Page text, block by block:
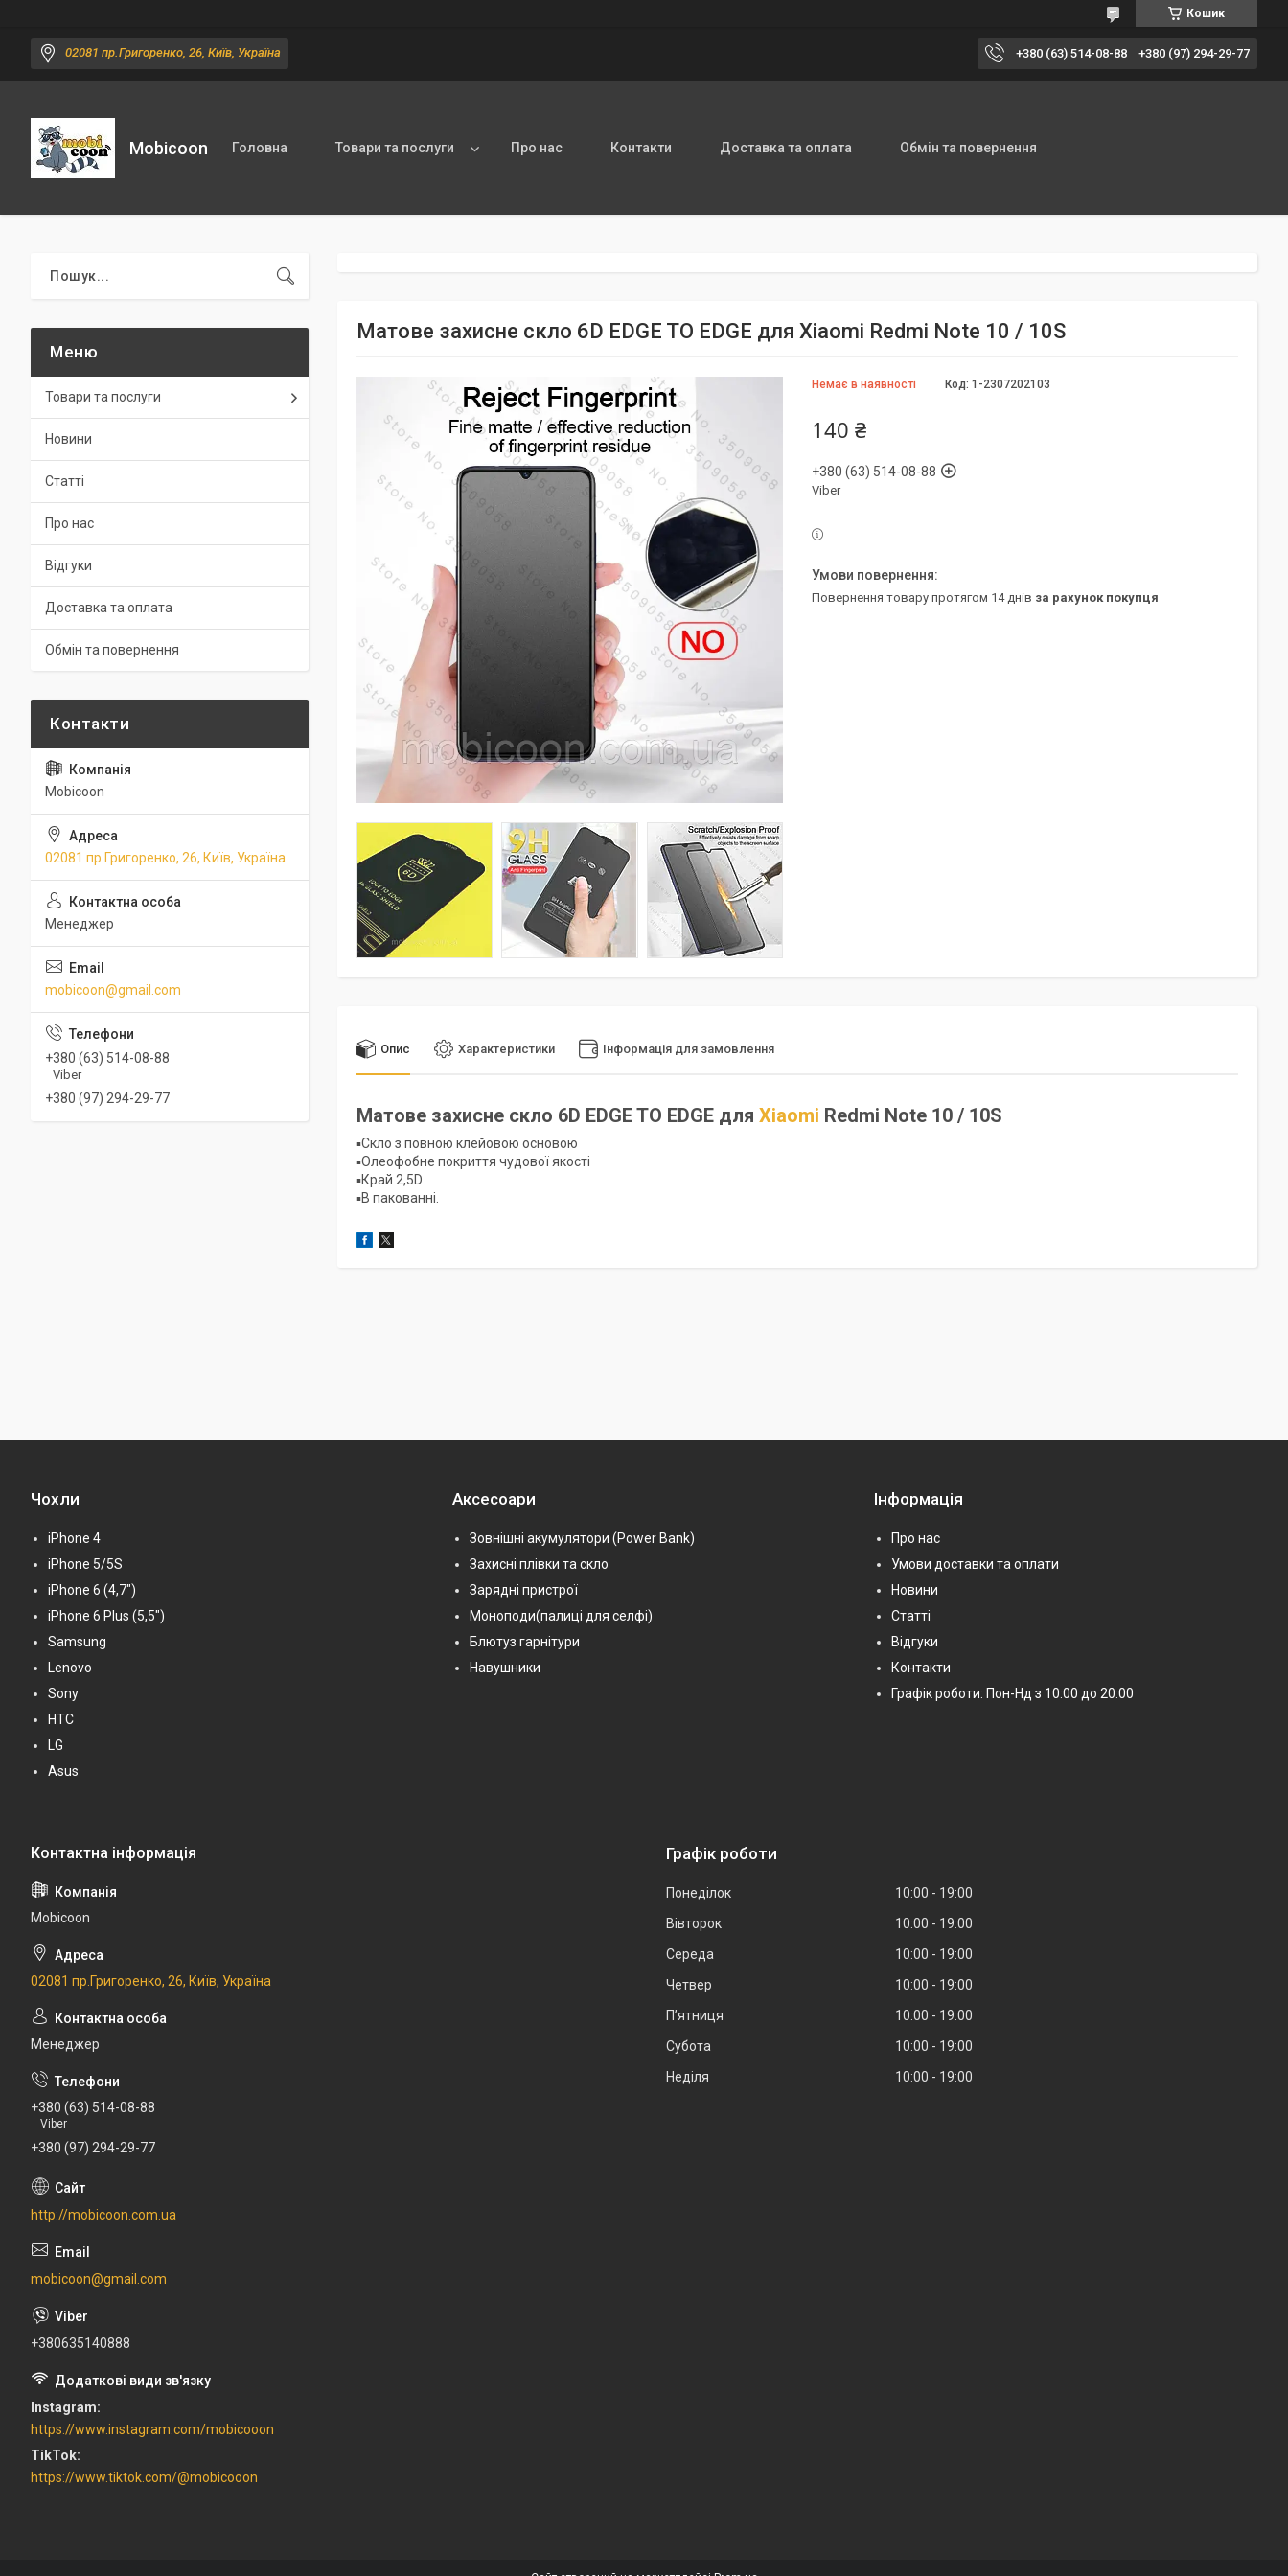
Кошик
02081 пр.Григоренко, 26, Київ, Україна +380 (63) 514-08-88 +380 (97) 294-29-77
Mobicoon Головна Товари та послуги Про нас Контакти Доставка та оплата Обмін та повернення
Матове захисне скло 6D EDGE TO EDGE для Xiaomi Redmi Note 10 / 10S
Немає в наявності Код: 1-2307202103
140 ₴
+380 (63) 514-08-88
Viber
повернення товару протягом 14 днів за рахунок покупця
Опис Характеристики Інформація для замовлення
Матове захисне скло 6D EDGE TO EDGE для Xiaomi Redmi Note 10 / 10S
▪️Скло з повною клейовою основою
▪️Олеофобне покриття чудової якості
▪️Край 2,5D
▪️В пакованні.
Товари та послуги
Новини
Статті
Про нас
Відгуки
Доставка та оплата
Обмін та повернення
Mobicoon
02081 пр.Григоренко, 26, Київ, Україна
Менеджер
mobicoon@gmail.com
+380 (63) 514-08-88
Viber
+380 (97) 294-29-77
Чохли
iPhone 4
iPhone 5/5S
iPhone 6 (4,7")
iPhone 6 Plus (5,5")
Samsung
Lenovo
Sony
HTC
LG
Asus
Аксесоари
Зовнішні акумулятори (Power Bank)
Захисні плівки та скло
Зарядні пристрої
Моноподи(палиці для селфі)
Блютуз гарнітури
Навушники
Інформація
Про нас
Умови доставки та оплати
Новини
Статті
Відгуки
Контакти
Графік роботи: Пон-Нд з 10:00 до 20:00
Mobicoon
02081 пр.Григоренко, 26, Київ, Україна
Менеджер
+380 (63) 514-08-88
Viber
+380 (97) 294-29-77
http://mobicoon.com.ua
mobicoon@gmail.com
+380635140888
Instagram
https://www.instagram.com/mobicooon
TikTok
https://www.tiktok.com/@mobicooon
Графік роботи
Понеділок 10:00
19:00
Вівторок
10:00
19:00
Середа
10:00
19:00
Четвер
10:00
19:00
Пʼятниця
10:00
19:00
Субота
10:00
19:00
Неділя
10:00 19:00